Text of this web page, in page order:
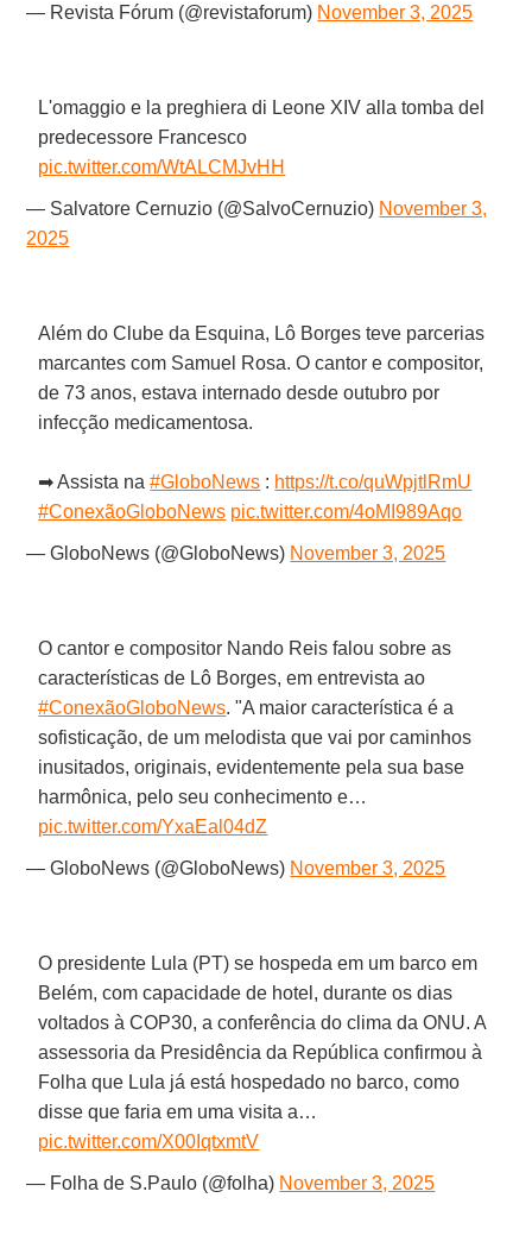
— Revista Fórum (@revistaforum) November 3, 2025
L'omaggio e la preghiera di Leone XIV alla tomba del
predecessore Francesco
pic.twitter.com/WtALCMJvHH
— Salvatore Cernuzio (@SalvoCernuzio) November 3,
2025
Além do Clube da Esquina, Lô Borges teve parcerias
marcantes com Samuel Rosa. O cantor e compositor,
de 73 anos, estava internado desde outubro por
infecção medicamentosa.
➡ Assista na#GloboNews : https://t.co/quWpjtlRmU
#ConexãoGloboNews pic.twitter.com/4oMI989Aqo
— GloboNews (@GloboNews) November 3, 2025
O cantor e compositor Nando Reis falou sobre as
características de Lô Borges, em entrevista ao
#ConexãoGloboNews. "A maior característica é a
sofisticação, de um melodista que vai por caminhos
inusitados, originais, evidentemente pela sua base
harmônica, pelo seu conhecimento e…
pic.twitter.com/YxaEal04dZ
— GloboNews (@GloboNews) November 3, 2025
O presidente Lula (PT) se hospeda em um barco em
Belém, com capacidade de hotel, durante os dias
voltados à COP30, a conferência do clima da ONU. A
assessoria da Presidência da República confirmou à
Folha que Lula já está hospedado no barco, como
disse que faria em uma visita a…
pic.twitter.com/X00IqtxmtV
— Folha de S.Paulo (@folha) November 3, 2025